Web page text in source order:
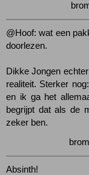
@Hoof: wat een
doorlezen.
Dikke Jongen
realiteit. Sterker
en ik ga het
begrijpt dat als de
zeker ben.
Absinth!